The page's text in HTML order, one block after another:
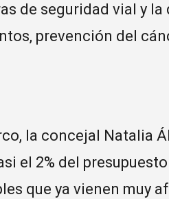
de seguridad vial y
prevención del
la concejal Natalia
el 2% del
que ya vienen muy